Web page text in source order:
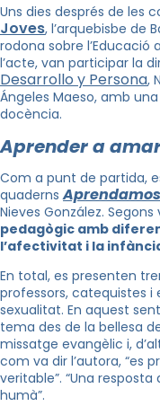
Uns dies després de les
Joves, l’arquebisbe de
rodona sobre l’Educació
l’acte, van participar la
Desarrollo y Persona,
Ángeles Maeso, amb
docència.
Aprender a
Com a punt de partida,
quaderns
Nieves González.
pedagògic amb
l’afectivitat i la
En total, es presenten
professors, catequistes
sexualitat. En aquest
tema des de la bellesa
missatge evangèlic i,
com va dir l’autora, “es
veritable”. “Una
humà”.